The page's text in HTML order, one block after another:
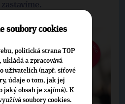
soubory cookies
politická strana TOP
ukládá a zpracovává
uživatelích (např. síťové
údaje o tom, jak jej
jaký obsah je zajímá). K
soubory cookies.